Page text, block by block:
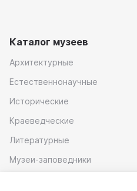
Каталог музеев
Архитектурные
Естественнонаучные
Исторические
Краеведческие
Литературные
Музеи-заповедники